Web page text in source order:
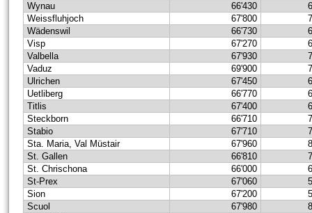
Wynau
66'430
Weissfluhjoch
67'800
Wädenswil
66'730
Visp
67'270
Valbella
67'930
Vaduz
69'900
Ulrichen
67'450
Uetliberg
66'770
Titlis
67'400
Steckborn
66'710
Stabio
67'710
Sta. Maria, Val Müstair
67'960
St. Gallen
66'810
St. Chrischona
66'000
St-Prex
67'060
Sion
67'200
Scuol
67'980